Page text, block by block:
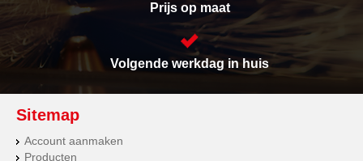
Prijs op maat
Volgende werkdag in huis
Sitemap
Account aanmaken
Producten